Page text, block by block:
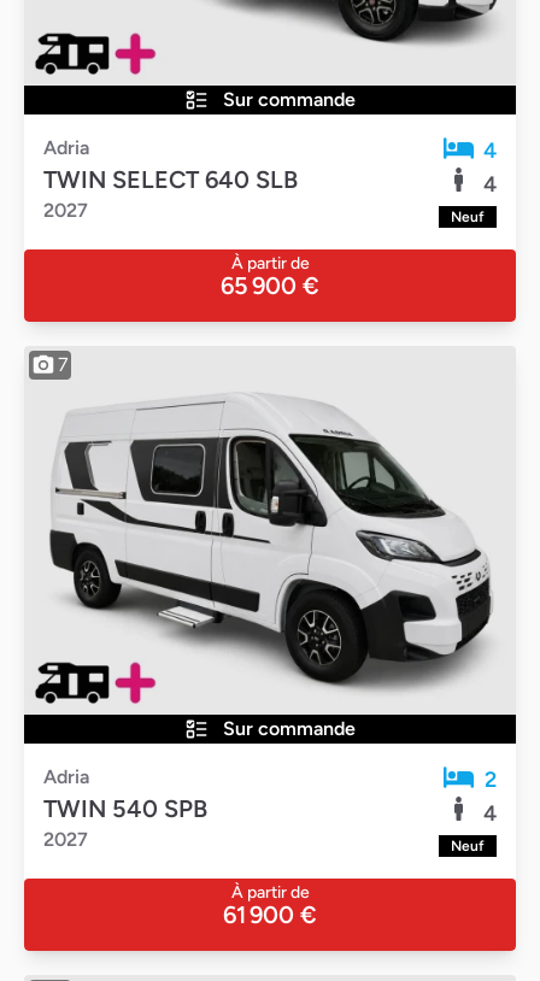
Sur commande
Adria
TWIN SELECT 640 SLB
2027
4
4
Neuf
À partir de
65 900 €
7
Sur commande
Adria
TWIN 540 SPB
2027
2
4
Neuf
À partir de
61 900 €